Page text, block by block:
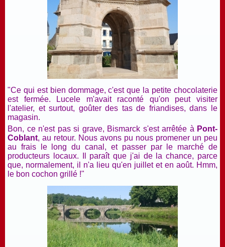
"Ce qui est bien dommage, c'est que la petite chocolaterie
est fermée. Lucele m'avait raconté qu'on peut visiter
l'atelier, et surtout, goûter des tas de friandises, dans le
magasin.
Bon, ce n'est pas si grave, Bismarck s'est arrêtée à Pont-
Coblant, au retour. Nous avons pu nous promener un peu
au frais le long du canal, et passer par le marché de
producteurs locaux. Il paraît que j'ai de la chance, parce
que, normalement, il n'a lieu qu'en juillet et en août. Hmm,
le bon cochon grillé !"